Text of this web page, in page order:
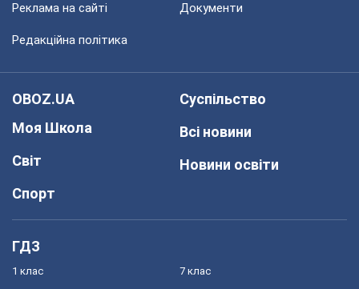
Реклама на сайті Документи
Редакційна політика
OBOZ.UA
Моя Школа
Світ
Спорт
Суспільство
Всі новини
Новини освіти
ГДЗ
1 клас 7 клас